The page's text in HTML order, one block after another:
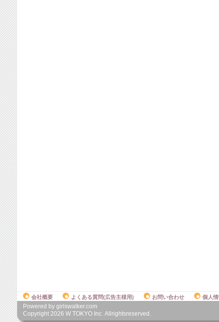
会社概要 よくある質問(広告主様用) お問い合わせ 個人
Powered by girlswalker.com
Copyright 2026 W TOKYO Inc. Allrightsreserved.